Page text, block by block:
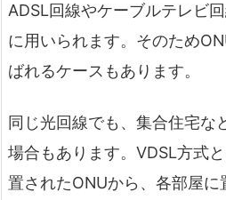
ADSL回線やケーブルテレビ
に用いられます。そのため
ばれるケースもあります。
同じ光回線でも、集合住宅な
場合もあります。VDSL方式
置されたONUから、各部屋